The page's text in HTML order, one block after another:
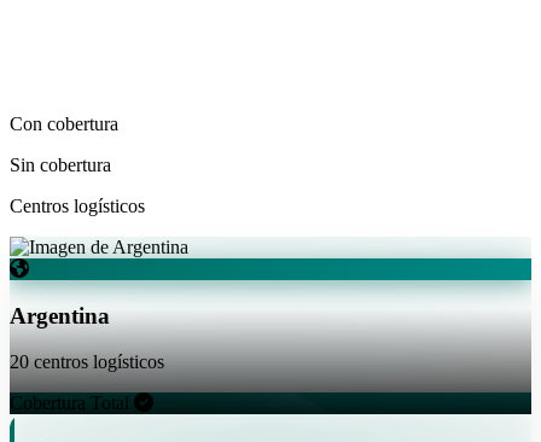
Con cobertura
Sin cobertura
Centros logísticos
Argentina
20 centros logísticos
Cobertura Total